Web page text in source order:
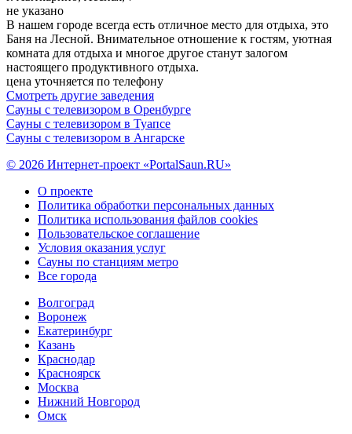
не указано
В нашем городе всегда есть отличное место для отдыха, это
Баня на Лесной. Внимательное отношение к гостям, уютная
комната для отдыха и многое другое станут залогом
настоящего продуктивного отдыха.
цена уточняется по телефону
Смотреть другие заведения
Сауны с телевизором в Оренбурге
Сауны с телевизором в Туапсе
Сауны с телевизором в Ангарске
© 2026 Интернет-проект «PortalSaun.RU»
О проекте
Политика обработки персональных данных
Политика использования файлов cookies
Пользовательское соглашение
Условия оказания услуг
Сауны по станциям метро
Все города
Волгоград
Воронеж
Екатеринбург
Казань
Краснодар
Красноярск
Москва
Нижний Новгород
Омск